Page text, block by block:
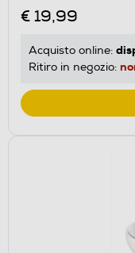
€ 19,99
Acquisto online:
Ritiro in negozio: